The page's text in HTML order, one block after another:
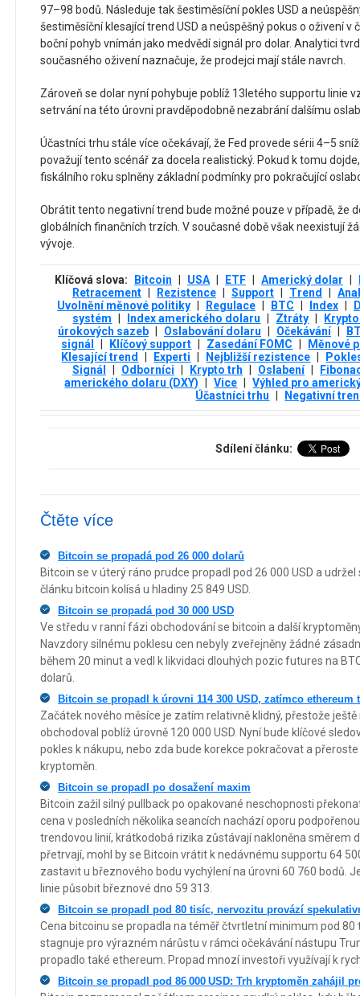
97–98 bodů. Následuje tak šestiměsíční pokles USD a
šestiměsíční klesající trend USD a neúspěšný pokus o oživení v
boční pohyb vnímán jako medvědí signál pro dolar. Analytici
současného oživení naznačuje, že prodejci mají stále navrch.
Zároveň se dolar nyní pohybuje poblíž 13letého supportu linie
setrvání na této úrovni pravděpodobně nezabrání dalšímu
Účastníci trhu stále více očekávají, že Fed provede sérii 4–5
považují tento scénář za docela realistický. Pokud k tomu
fiskálního roku splněny základní podmínky pro pokračující
Obrátit tento negativní trend bude možné pouze v případě, že
globálních finančních trzích. V současné době však neexistují
vývoje.
Klíčová slova: Bitcoin | USA | ETF | Americký dolar |
Retracement | Rezistence | Support | Trend |
Uvolnění měnové politiky | Regulace | BTC | Index |
systém | Index amerického dolaru | Ztráty |
úrokových sazeb | Oslabování dolaru | Očekávání |
signál | Klíčový support | Zasedání FOMC |
Měnové
Klesající trend | Experti | Nejbližší rezistence |
Signál | Odborníci | Krypto trh | Oslabení |
amerického dolaru (DXY) | Vice | Výhled pro
Účastníci trhu | Negativní
Sdílení článku:
Čtěte více
Bitcoin se propadá pod 26 000 dolarů
Bitcoin se v úterý ráno prudce propadl pod 26 000 USD a
článku bitcoin kolísá u hladiny 25 849 USD.
Bitcoin se propadá pod 30 000 USD
Ve středu v ranní fázi obchodování se bitcoin a další
Navzdory silnému poklesu cen nebyly zveřejněny žádné
během 20 minut a vedl k likvidaci dlouhých pozic futures na
dolarů.
Bitcoin se propadl k úrovni 114 300 USD, zatímco ethereum
Začátek nového měsíce je zatím relativně klidný, přestože
obchodoval poblíž úrovně 120 000 USD. Nyní bude klíčové
pokles k nákupu, nebo zda bude korekce pokračovat a
kryptoměn.
Bitcoin se propadl po dosažení maxim
Bitcoin zažil silný pullback po opakované neschopnosti
cena v posledních několika seancích nachází oporu
trendovou linií, krátkodobá rizika zůstávají nakloněna směrem
přetrvají, mohl by se Bitcoin vrátit k nedávnému supportu 64
zastavit u březnového bodu vychýlení na úrovni 60 760 bodů.
linie působit březnové dno 59 313.
Bitcoin se propadl pod 80 tisíc, nervozitu provází
Cena bitcoinu se propadla na téměř čtvrtletní minimum pod 80
stagnuje pro výrazném nárůstu v rámci očekávání nástupu
propadlo také ethereum. Propad mnozí investoři využívají k
Bitcoin se propadl pod 86 000 USD: Trh kryptoměn zahájil